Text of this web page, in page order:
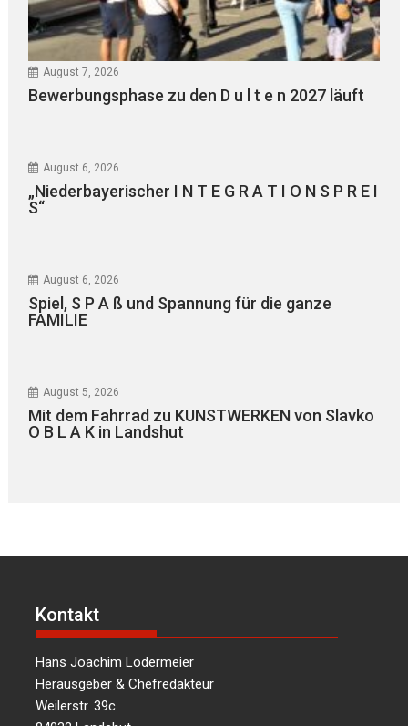
August 7, 2026
Bewerbungsphase zu den D u l t e n 2027 läuft
August 6, 2026
„Niederbayerischer I N T E G R A T I O N S P R E I
S“
August 6, 2026
Spiel, S P A ß und Spannung für die ganze
FAMILIE
August 5, 2026
Mit dem Fahrrad zu KUNSTWERKEN von Slavko
O B L A K in Landshut
Kontakt
Hans Joachim Lodermeier
Herausgeber & Chefredakteur
Weilerstr. 39c